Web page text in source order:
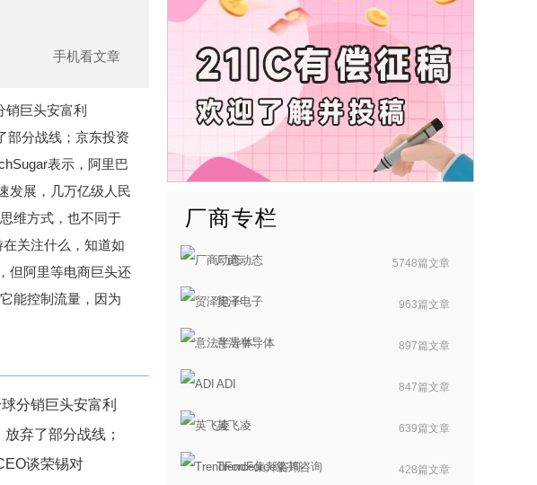
手机看文章
巨头安富利
部分战线；京东投资
表示，阿里巴
发展，几万亿级人民
维方式，也不同于
关注什么，知道如
但阿里等电商巨头还
能控制流量，因为
分销巨头安富利
弃了部分战线；
谈荣锡对
厂商专栏
厂商动态 5748篇文章
贸泽电子 963篇文章
意法半导体 897篇文章
ADI 847篇文章
英飞凌 639篇文章
TrendForce集邦咨询 428篇文章